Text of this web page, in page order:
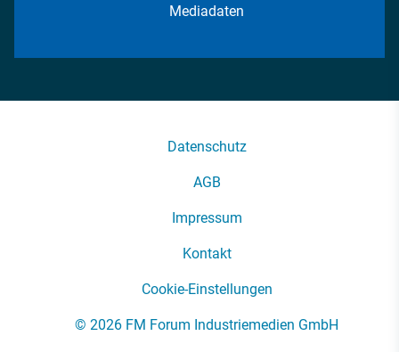
Mediadaten
Datenschutz
AGB
Impressum
Kontakt
Cookie-Einstellungen
© 2026 FM Forum Industriemedien GmbH